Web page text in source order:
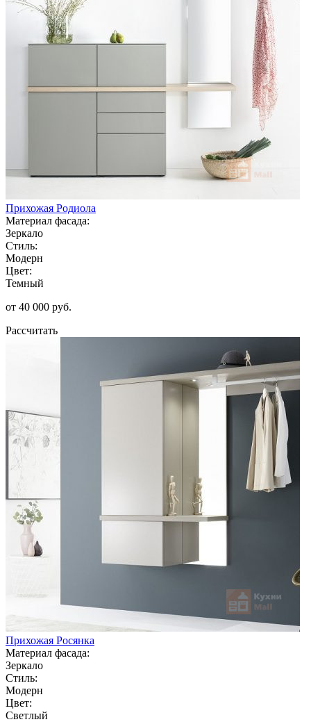
Прихожая Родиола
Материал фасада:
Зеркало
Стиль:
Модерн
Цвет:
Темный
от 40 000 руб.
Рассчитать
Прихожая Росянка
Материал фасада:
Зеркало
Стиль:
Модерн
Цвет:
Светлый